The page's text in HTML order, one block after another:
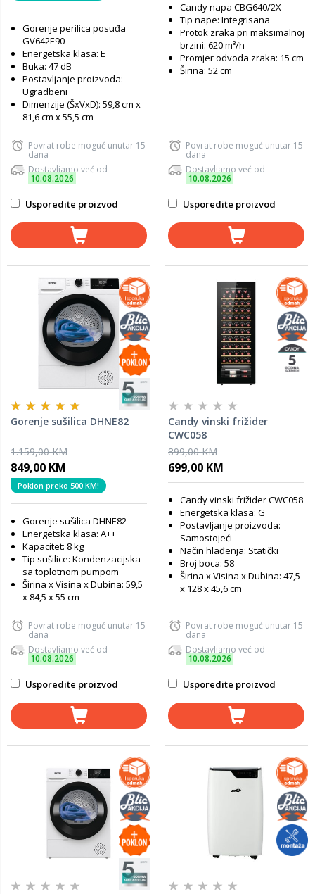
Gorenje perilica posuđa
GV642E90
Energetska klasa: E
Buka: 47 dB
Postavljanje proizvoda:
Ugradbeni
Dimenzije (ŠxVxD): 59,8 cm x
81,6 cm x 55,5 cm
Povrat robe moguć unutar 15
dana
Dostavljamo već od
10.08.2026
Usporedite proizvod
Candy napa CBG640/2X
Tip nape: Integrisana
Protok zraka pri maksimalnoj
brzini: 620 m³/h
Promjer odvoda zraka: 15 cm
Širina: 52 cm
Povrat robe moguć unutar 15
dana
Dostavljamo već od
10.08.2026
Usporedite proizvod
Gorenje sušilica DHNE82
1.159,00 KM
849,00 KM
Poklon preko 500 KM!
Gorenje sušilica DHNE82
Energetska klasa: A++
Kapacitet: 8 kg
Tip sušilice: Kondenzacijska
sa toplotnom pumpom
Širina x Visina x Dubina: 59,5
x 84,5 x 55 cm
Povrat robe moguć unutar 15
dana
Dostavljamo već od
10.08.2026
Usporedite proizvod
Candy vinski frižider
CWC058
899,00 KM
699,00 KM
Candy vinski frižider CWC058
Energetska klasa: G
Postavljanje proizvoda:
Samostojeći
Način hlađenja: Statički
Broj boca: 58
Širina x Visina x Dubina: 47,5
x 128 x 45,6 cm
Povrat robe moguć unutar 15
dana
Dostavljamo već od
10.08.2026
Usporedite proizvod